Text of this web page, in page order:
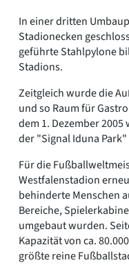
In einer dritten
Stadionecken
geführte Stahlpylone
Stadions.
Zeitgleich wurde die
und so Raum für
dem 1. Dezember
der "Signal Iduna Park"
Für die
Westfalenstadion
behinderte Menschen
Bereiche,
umgebaut wurden.
Kapazität von ca.
größte reine